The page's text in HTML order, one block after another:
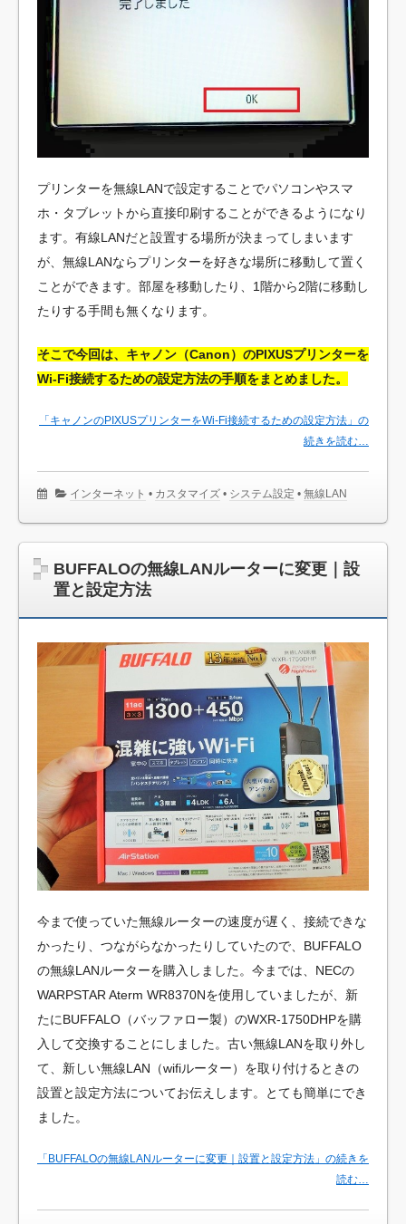
プリンターを無線LANで設定することでパソコンやスマ
ホ・タブレットから直接印刷することができるようになり
ます。有線LANだと設置する場所が決まってしまいます
が、無線LANならプリンターを好きな場所に移動して置く
ことができます。部屋を移動したり、1階から2階に移動し
たりする手間も無くなります。
そこで今回は、キャノン（Canon）のPIXUSプリンターを
Wi-Fi接続するための設定方法の手順をまとめました。
「キャノンのPIXUSプリンターをWi-Fi接続するための設定方法」の
続きを読む…
インターネット • カスタマイズ • システム設定 •無線LAN
BUFFALOの無線LANルーターに変更｜設
置と設定方法
今まで使っていた無線ルーターの速度が遅く、接続できな
かったり、つながらなかったりしていたので、BUFFALO
の無線LANルーターを購入しました。今までは、NECの
WARPSTAR Aterm WR8370Nを使用していましたが、新
たにBUFFALO（バッファロー製）のWXR-1750DHPを購
入して交換することにしました。古い無線LANを取り外し
て、新しい無線LAN（wifiルーター）を取り付けるときの
設置と設定方法についてお伝えします。とても簡単にでき
ました。
「BUFFALOの無線LANルーターに変更｜設置と設定方法」の続きを
読む…